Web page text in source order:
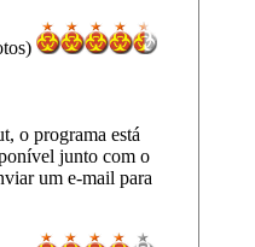
o programa está
junto com o
um e-mail para